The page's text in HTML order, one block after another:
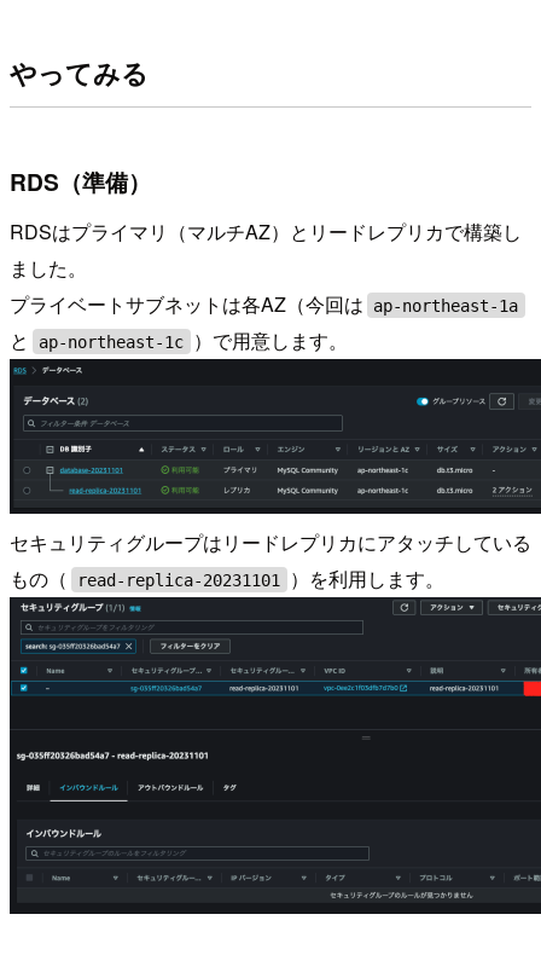
やってみる
RDS（準備）
RDSはプライマリ（マルチAZ）とリードレプリカで構築し
ました。
プライベートサブネットは各AZ（今回は
ap-northeast-1a
と ap-northeast-1c ）で用意します。
セキュリティグループはリードレプリカにアタッチしている
もの（
read-replica-20231101 ）を利用します。